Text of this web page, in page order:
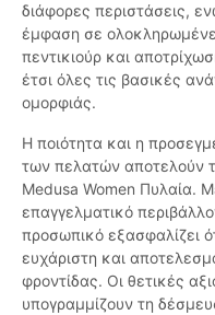
διάφορες περιστάσεις,
έμφαση σε
πεντικιούρ και
έτσι όλες τις βασικές
ομορφιάς.
Η ποιότητα και η
των πελατών αποτελούν
Medusa Women Πυλαία.
επαγγελματικό
προσωπικό εξασφαλίζει
ευχάριστη και
φροντίδας. Οι θετικές
υπογραμμίζουν τη